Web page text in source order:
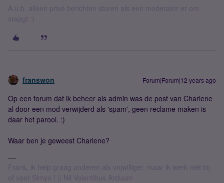
A.u.b. alleen privé berichten sturen als een moderator er om
vraagt :)
franswon Forum|Forum|12 years ago
Op een forum dat ik beheer als admin was de post van Charlene
al door een mod verwijderd als 'spam', geen reclame maken is
daar het parool. :)
Waar ben je geweest Charlene?
Frans, ik help graag anderen als vrijwilliger, maar ik werk niet bij
of voor Simyo ! || Nil Volentibus Arduum